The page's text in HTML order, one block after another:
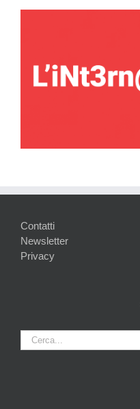
Contatti
Newsletter
Privacy
Cerca
per: